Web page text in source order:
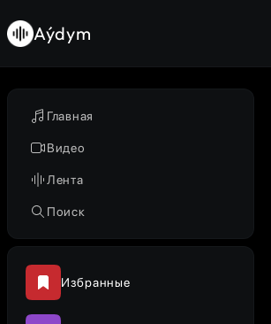
Главная
Видео
Лента
Поиск
Избранные
Aýdym